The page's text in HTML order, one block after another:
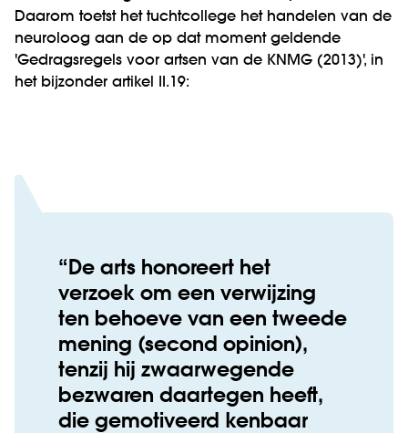
Daarom toetst het tuchtcollege het handelen van de
neuroloog aan de op dat moment geldende
'Gedragsregels voor artsen van de KNMG (2013)', in
het bijzonder artikel II.19:
De arts honoreert het
verzoek om een verwijzing
ten behoeve van een tweede
mening (second opinion),
tenzij hij zwaarwegende
bezwaren daartegen heeft,
die gemotiveerd kenbaar